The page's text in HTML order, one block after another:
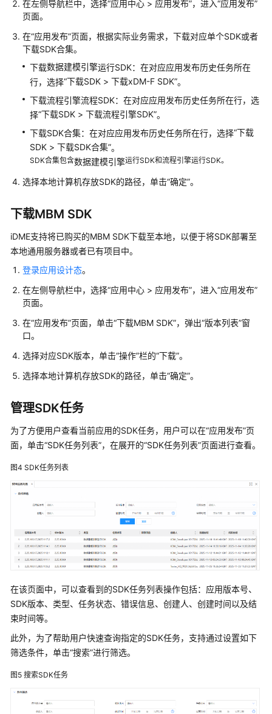
管
理
数
据
服
管
理
工
据
模
模
板
库
用
心
用
管
应
用
用
同
步
应
用
SDK
理
系
在左侧导航栏中，选择“应用中心 > 应用发布”，进入“应用发布”
页面。
在“应用发布”页面，根据实际业务需求，下载对应单个SDK或者
下载SDK合集。
下载数据建模引擎运行SDK：在对应应用发布历史任务所在
行，选择“下载SDK > 下载xDM-F SDK”。
下载流程引擎流程SDK：在对应应用发布历史任务所在行，选
择“下载SDK > 下载流程引擎SDK”。
下载SDK合集：在对应应用发布历史任务所在行，选择“下载
SDK > 下载SDK合集”。
SDK合集包含数据建模引擎运行SDK和流程引擎运行SDK。
选择本地计算机存放SDK的路径，单击“确定”。
下载MBM SDK
iDME支持将已购买的MBM SDK下载至本地，以便于将SDK部署至
本地通用服务器或者已有项目中。
登录应用设计态。
在左侧导航栏中，选择“应用中心 > 应用发布”，进入“应用发布”
页面。
在“应用发布”页面，单击“下载MBM SDK”，弹出“版本列表”窗
口。
选择对应SDK版本，单击“操作”栏的“下载”。
选择本地计算机存放SDK的路径，单击“确定”。
管理SDK任务
为了方便用户查看当前应用的SDK任务，用户可以在“应用发布”页
面，单击“SDK任务列表”，在展开的“SDK任务列表”页面进行查看。
图4 SDK任务列表
在该页面中，可以查看到的SDK任务列表操作包括：应用版本号、
SDK版本、类型、任务状态、错误信息、创建人、创建时间以及结
束时间等。
此外，为了帮助用户快速查询指定的SDK任务，支持通过设置如下
筛选条件，单击“搜索”进行筛选。
图5 搜索SDK任务